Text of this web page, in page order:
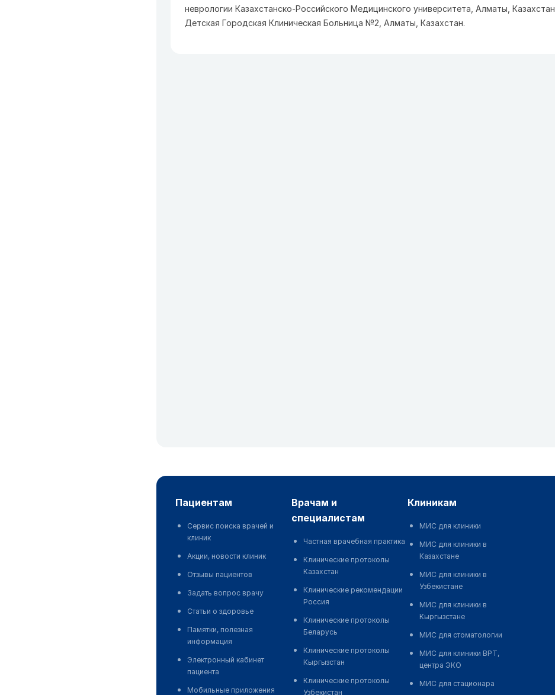
неврологии Казахстанско-Российского Медицинского университета, Алматы, Казахстан
Детская Городская Клиническая Больница №2, Алматы, Казахстан.
пациентам
Сервис поиска врачей и
клиник
Акции, новости клиник
Отзывы пациентов
Задать вопрос врачу
Статьи о здоровье
Памятки, полезная
информация
Электронный кабинет
пациента
Мобильные приложения
врачам и
специалистам
Частная врачебная практика
Клинические протоколы
Казахстан
Клинические рекомендации
Россия
Клинические протоколы
Беларусь
Клинические протоколы
Кыргызстан
Клинические протоколы
Узбекистан
клиникам
МИС для клиники
МИС для клиники в
Казахстане
МИС для клиники в
Узбекистане
МИС для клиники в
Кыргызстане
МИС для стоматологии
МИС для клиники ВРТ,
центра ЭКО
МИС для стационара